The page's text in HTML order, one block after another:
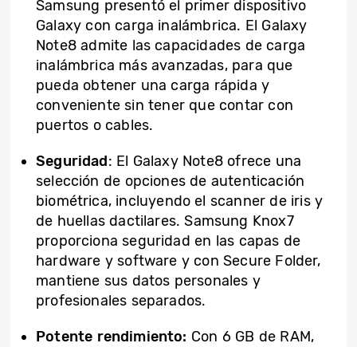
Samsung presentó el primer dispositivo
Galaxy con carga inalámbrica. El Galaxy
Note8 admite las capacidades de carga
inalámbrica más avanzadas, para que
pueda obtener una carga rápida y
conveniente sin tener que contar con
puertos o cables.
Seguridad: El Galaxy Note8 ofrece una
selección de opciones de autenticación
biométrica, incluyendo el scanner de iris y
de huellas dactilares. Samsung Knox7
proporciona seguridad en las capas de
hardware y software y con Secure Folder,
mantiene sus datos personales y
profesionales separados.
Potente rendimiento: Con 6 GB de RAM,